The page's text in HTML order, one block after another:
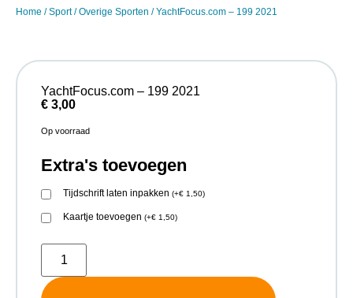
Home /Sport/Overige Sporten / YachtFocus.com – 199 2021
YachtFocus.com – 199 2021
€ 3,00
Op voorraad
Extra's toevoegen
Tijdschrift laten inpakken (+€ 1,50)
Kaartje toevoegen (+€ 1,50)